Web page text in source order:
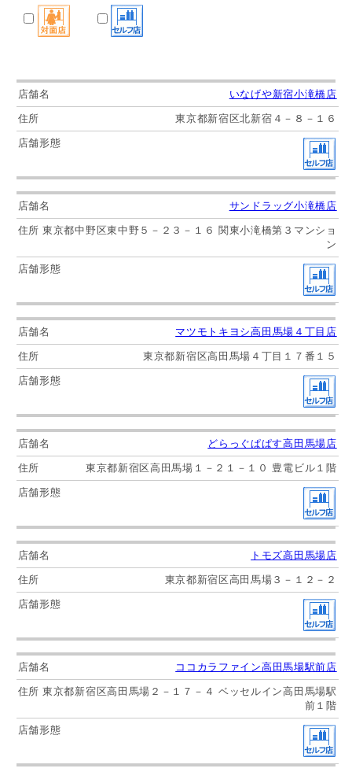
いなげや新宿小滝橋店
東京都新宿区北新宿４－８－１６
サンドラッグ小滝橋店
東京都中野区東中野５－２３－１６ 関東小滝橋第３マンショ
ン
マツモトキヨシ高田馬場４丁目店
東京都新宿区高田馬場４丁目１７番１５
どらっぐぱぱす高田馬場店
東京都新宿区高田馬場１－２１－１０ 豊電ビル１階
トモズ高田馬場店
東京都新宿区高田馬場３－１２－２
ココカラファイン高田馬場駅前店
東京都新宿区高田馬場２－１７－４ ベッセルイン高田馬場駅
前１階